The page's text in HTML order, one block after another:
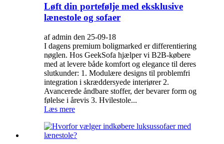
Løft din portefølje med eksklusive
lænestole og sofaer
af admin den 25-09-18
I dagens premium boligmarked er differentiering
nøglen. Hos GeekSofa hjælper vi B2B-købere
med at levere både komfort og elegance til deres
slutkunder: 1. Modulære designs til problemfri
integration i skræddersyede interiører 2.
Avancerede åndbare stoffer, der bevarer form og
følelse i årevis 3. Hvilestole...
Læs mere